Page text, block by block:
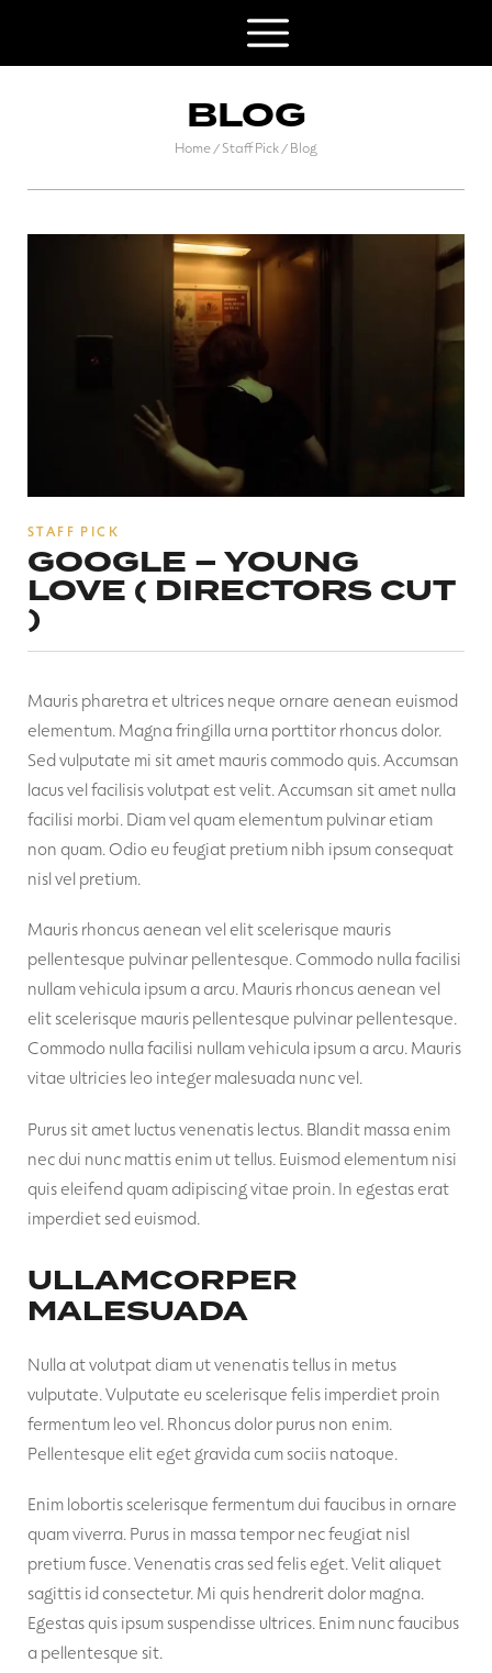
BLOG
Home/Staff Pick/Blog
STAFF PICK
GOOGLE – YOUNG
LOVE ( DIRECTORS CUT
)
Mauris pharetra et ultrices neque ornare aenean euismod
elementum. Magna fringilla urna porttitor rhoncus dolor.
Sed vulputate mi sit amet mauris commodo quis. Accumsan
lacus vel facilisis volutpat est velit. Accumsan sit amet nulla
facilisi morbi. Diam vel quam elementum pulvinar etiam
non quam. Odio eu feugiat pretium nibh ipsum consequat
nisl vel pretium.
Mauris rhoncus aenean vel elit scelerisque mauris
pellentesque pulvinar pellentesque. Commodo nulla facilisi
nullam vehicula ipsum a arcu. Mauris rhoncus aenean vel
elit scelerisque mauris pellentesque pulvinar pellentesque.
Commodo nulla facilisi nullam vehicula ipsum a arcu. Mauris
vitae ultricies leo integer malesuada nunc vel.
Purus sit amet luctus venenatis lectus. Blandit massa enim
nec dui nunc mattis enim ut tellus. Euismod elementum nisi
quis eleifend quam adipiscing vitae proin. In egestas erat
imperdiet sed euismod.
ULLAMCORPER
MALESUADA
Nulla at volutpat diam ut venenatis tellus in metus
vulputate. Vulputate eu scelerisque felis imperdiet proin
fermentum leo vel. Rhoncus dolor purus non enim.
Pellentesque elit eget gravida cum sociis natoque.
Enim lobortis scelerisque fermentum dui faucibus in ornare
quam viverra. Purus in massa tempor nec feugiat nisl
pretium fusce. Venenatis cras sed felis eget. Velit aliquet
sagittis id consectetur. Mi quis hendrerit dolor magna.
Egestas quis ipsum suspendisse ultrices. Enim nunc faucibus
a pellentesque sit.